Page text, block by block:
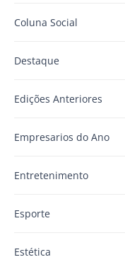
Coluna Social
Destaque
Edições Anteriores
Empresarios do Ano
Entretenimento
Esporte
Estética